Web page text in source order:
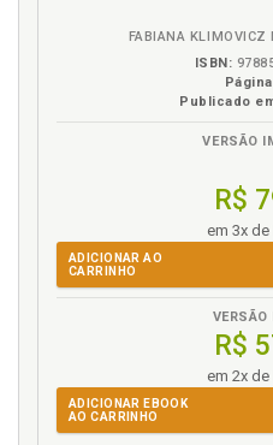
FABIANA KLIMOVICZ
ISBN:
Publicado
VERSÃO
R$
em 3x de
ADICIONAR AO
CARRINHO
VERSÃO
R$
em 2x de
ADICIONAR EBOOK
AO CARRINHO